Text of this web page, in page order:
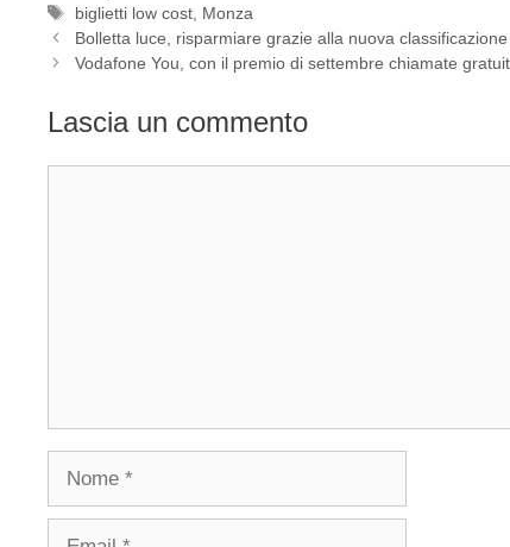
Tag
biglietti low cost Monza
Bolletta luce, risparmiare grazie alla nuova
Vodafone You, con il premio di settembre chiamate
Lascia un commento
Nome
Email